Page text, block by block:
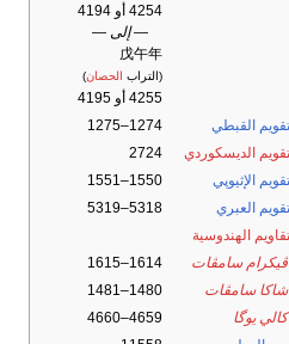
4254 أو 4194
— إلى —
戊午年
(التراب الحصان)
4255 أو 4195
القبطي
1274–1275
الديسكوردي
2724
الإثيوپي
1550–1551
العبري
5318–5319
الهندوسية
ڤيكرام سامڤات
1614–1615
شاكا سامڤات
1480–1481
كالي يوگا
4659–4660